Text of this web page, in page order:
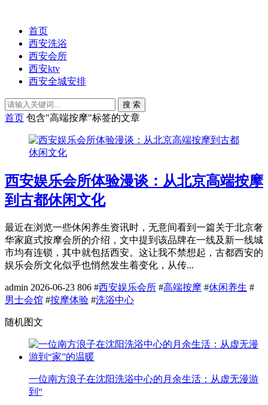
首页
西安洗浴
西安会所
西安ktv
西安全城安排
搜 索
首页 包含"高端按摩"标签的文章
西安娱乐会所体验漫谈：从北京高端按摩
到古都休闲文化
最近在浏览一些休闲养生资讯时，无意间看到一篇关于北京奢
华家庭式按摩会所的介绍，文中提到该品牌在一线及新一线城
市均有连锁，其中就包括西安。这让我不禁想起，古都西安的
娱乐会所文化似乎也悄然发生着变化，从传...
admin 2026-06-23 806 #西安娱乐会所 #高端按摩 #休闲养生 #
男士会馆 #按摩体验 #洗浴中心
随机图文
一位南方浪子在沈阳洗浴中心的月余生活：从虚无漫游
到“